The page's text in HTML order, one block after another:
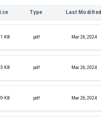
Type Last Modified
KB .pdf Mar 26, 2024
KB .pdf Mar 26, 2024
KB .pdf Mar 26, 2024